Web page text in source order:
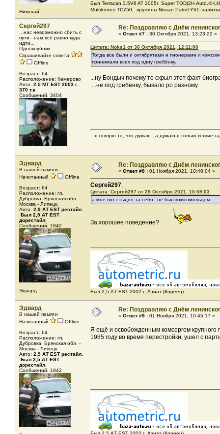
Николай
Был Terracan 3.5V6 AT 2005г. Super
Мultitronics TC750, пружины Nissan Patrol Y61, калитка
Сергей297
...нас невозможно сбить с
пути - нам всё равно куда
идти...
Одноклубник
Спрашивайте совета
Offline
Возраст: 64
Расположение: Кемерово
Авто: 2,5 МТ EST 2003 г.
370 т.к
Сообщений: 3404
Re: Поздравляю с Днём
« Ответ #7 : 30 Октября 2021, 13:23:22 »
Цитата: Noks1 от 30 Октября 2021, 12:11:00
Тогда все были и октябрятами и пионерами и
принимали всех под одну гребёнку.
...ну Бондыч почему то скрыл этот факт
....не под гребёнку, бывало ро разному.
...я говорю то, что думаю...а думаю я только всякие
Эдвард
В нашей памяти
Начитанный
Offline
Возраст: 64
Расположение: гп.
Дубровка, Брянская обл. -
Москва - Липецк.
Авто: 2,9 АТ EST рестайл.
Был 2,5 АТ ЕST
дорестайл.
Сообщений: 1842
Эдвард
Re: Поздравляю с Днём
« Ответ #8 : 01 Ноября 2021, 10:40:04 »
Сергей297,
Цитата: Сергей297 от 29 Октября 2021, 15:59:03
а мне вот стыдно за себя...не был комсомольцем
За хорошее поведение?
Был 2,5 AТ EST 2002 г. Азиат (Кореец)
Эдвард
В нашей памяти
Начитанный
Offline
Возраст: 64
Расположение: гп.
Дубровка, Брянская обл. -
Москва - Липецк.
Авто: 2,9 АТ EST рестайл.
Был 2,5 АТ ЕST
дорестайл.
Сообщений: 1842
Re: Поздравляю с Днём
« Ответ #9 : 01 Ноября 2021, 10:45:17 »
Я ещё и освобожденным комсоргом крупного
1985 году во время перестройки, ушел с